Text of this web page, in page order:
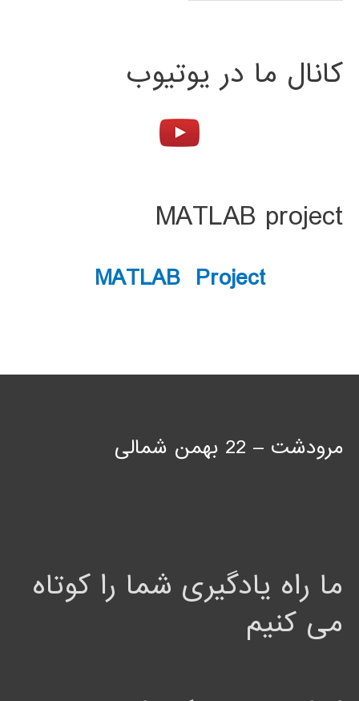
کانال ما در یوتیوب
MATLAB project
MATLAB Project
مرودشت – 22 بهمن شمالی
ما راه یادگیری شما را کوتاه
می کنیم